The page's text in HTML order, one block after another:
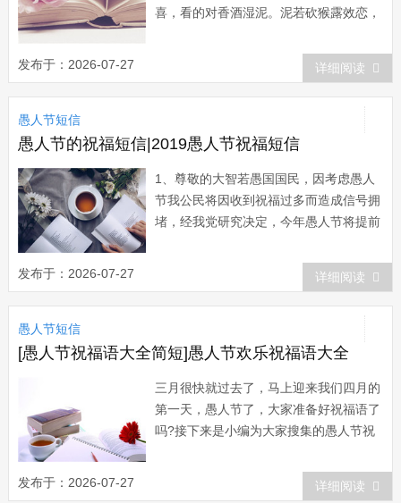
喜，看的对香酒湿泥。泥若砍猴露效恋，
意? 2、4月1日愚人节，请你做一天
愚人：烦恼忧愁全忘记，快乐欢喜留心
里;成败得失由它去，幸福美满则足矣;聪
明反被聪明扰，糊涂未偿不可以;偶尔一
点小傻气，...
发布于：2026-07-27 详细阅读
愚人节短信
愚人节的祝福短信|2019愚人节祝福短信
1、尊敬的大智若愚国国民，因考虑愚人
节我公民将因收到祝福过多而造成信号拥
堵，经我党研究决定，今年愚人节将提前
宣。 2、提前传授愚人技巧：愚人之
不敢愚是大智若愚;乐人之不敢乐是人生
最乐。居夫人之所则愚哥们;处老婆之远
则愚小三。参照行之，预祝愚人快乐，被
愚开心。...
发布于：2026-07-27 详细阅读
愚人节短信
[愚人节祝福语大全简短]愚人节欢乐祝福语大全
三月很快就过去了，马上迎来我们四月的
第一天，愚人节了，大家准备好祝福语了
吗?接下来是小编为大家搜集的愚人节祝
家。 1 现在是北京时间愚人节整，你
正在收看的是科学探索频道最新一期节
发布于：2026-07-27 详细阅读